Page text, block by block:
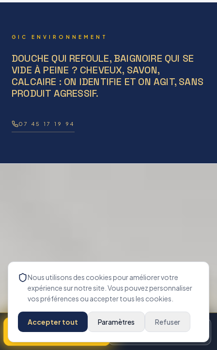
GIC ENVIRONNEMENT
DOUCHE QUI REFOULE, BAIGNOIRE QUI SE
VIDE À PEINE ? CHEVEUX, SAVON,
CALCAIRE : ON IDENTIFIE ET ON AGIT, SANS
PRODUIT AGRESSIF.
07 45 17 19 94
Appeler maintenant Disponibilité
Nous utilisons des cookies pour améliorer votre
expérience sur notre site. Vous pouvez personnaliser
vos préférences ou accepter tous les cookies.
Accepter tout Paramètres Refuser